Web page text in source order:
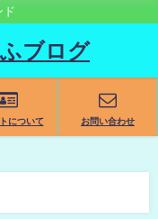
ド
ブログ
について お問い合わせ